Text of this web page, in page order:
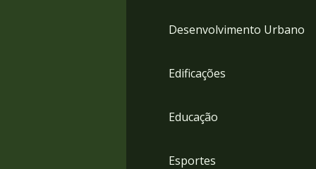
Desenvolvimento Urbano
Edificações
Educação
Esportes